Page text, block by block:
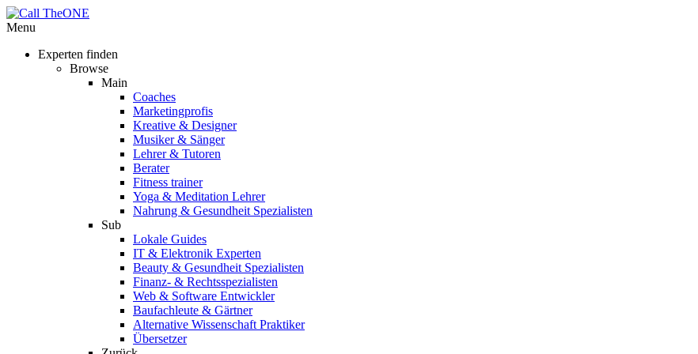
Menu
Experten finden
Browse
Main
Coaches
Marketingprofis
Kreative & Designer
Musiker & Sänger
Lehrer & Tutoren
Berater
Fitness trainer
Yoga & Meditation Lehrer
Nahrung & Gesundheit Spezialisten
Sub
Lokale Guides
IT & Elektronik Experten
Beauty & Gesundheit Spezialisten
Finanz- & Rechtsspezialisten
Web & Software Entwickler
Baufachleute & Gärtner
Alternative Wissenschaft Praktiker
Übersetzer